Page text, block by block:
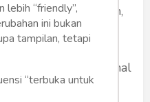
orang lain,
beberapa teman, hal
saya. Mereka pun
lebih “friendly”,
ini bukan
tampilan, tetapi
“terbuka untuk